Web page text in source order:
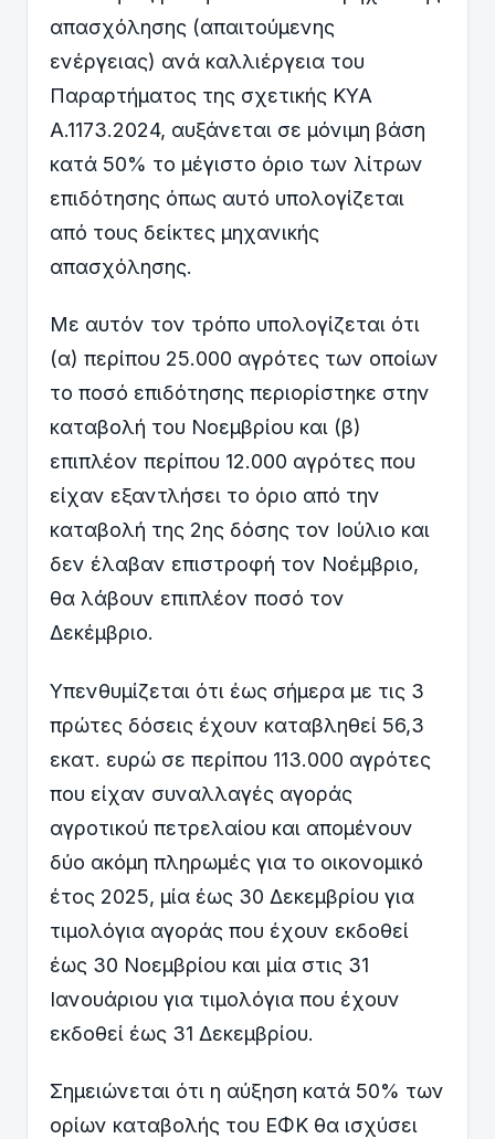
απασχόλησης (απαιτούμενης
ενέργειας) ανά καλλιέργεια του
Παραρτήματος της σχετικής ΚΥΑ
Α.1173.2024, αυξάνεται σε μόνιμη βάση
κατά 50% το μέγιστο όριο των λίτρων
επιδότησης όπως αυτό υπολογίζεται
από τους δείκτες μηχανικής
απασχόλησης.
Με αυτόν τον τρόπο υπολογίζεται ότι
(α) περίπου 25.000 αγρότες των οποίων
το ποσό επιδότησης περιορίστηκε στην
καταβολή του Νοεμβρίου και (β)
επιπλέον περίπου 12.000 αγρότες που
είχαν εξαντλήσει το όριο από την
καταβολή της 2ης δόσης τον Ιούλιο και
δεν έλαβαν επιστροφή τον Νοέμβριο,
θα λάβουν επιπλέον ποσό τον
Δεκέμβριο.
Υπενθυμίζεται ότι έως σήμερα με τις 3
πρώτες δόσεις έχουν καταβληθεί 56,3
εκατ. ευρώ σε περίπου 113.000 αγρότες
που είχαν συναλλαγές αγοράς
αγροτικού πετρελαίου και απομένουν
δύο ακόμη πληρωμές για το οικονομικό
έτος 2025, μία έως 30 Δεκεμβρίου για
τιμολόγια αγοράς που έχουν εκδοθεί
έως 30 Νοεμβρίου και μία στις 31
Ιανουάριου για τιμολόγια που έχουν
εκδοθεί έως 31 Δεκεμβρίου.
Σημειώνεται ότι η αύξηση κατά 50% των
ορίων καταβολής του ΕΦΚ θα ισχύσει